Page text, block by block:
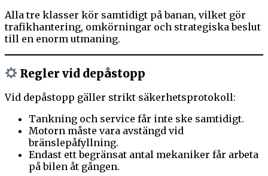
Alla tre klasser kör samtidigt på banan, vilket gör
trafikhantering, omkörningar och strategiska beslut
till en enorm utmaning.
Regler vid depåstopp
Vid depåstopp gäller strikt säkerhetsprotokoll:
Tankning och service får inte ske samtidigt.
Motorn måste vara avstängd vid
bränslepåfyllning.
Endast ett begränsat antal mekaniker får arbeta
på bilen åt gången.